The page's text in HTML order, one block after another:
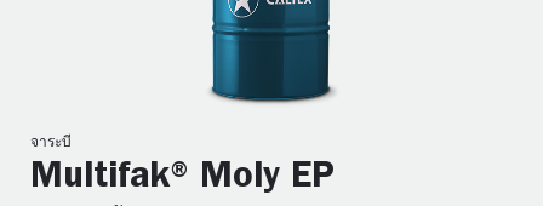
จาระบี
Multifak® Moly EP